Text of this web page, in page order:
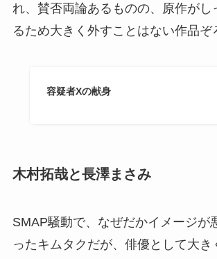
れ、賛否両論あるものの、原作がし
るため大きく外すことはない作品ぞ
容疑者Xの献身
木村拓哉と長澤まさみ
SMAP騒動で、なぜだかイメージが
ったキムタクだが、俳優として大き